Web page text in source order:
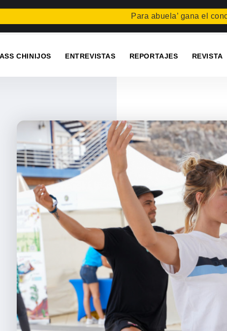
Para abuela’ gana el concurso
CHINIJOS ENTREVISTAS REPORTAJES REVISTA